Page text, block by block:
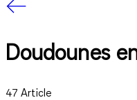
Doudounes
47 Article